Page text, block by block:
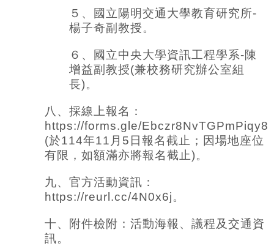
５、國立陽明交通大學教育研究所-
楊子奇副教授。
６、國立中央大學資訊工程學系-陳
增益副教授(兼校務研究辦公室組
長)。
八、採線上報名：
https://forms.gle/Ebczr8NvTGPmPiqy8
(於114年11月5日報名截止；因場地座位
有限，如額滿亦將報名截止)。
九、官方活動資訊：
https://reurl.cc/4N0x6j。
十、附件檢附：活動海報、議程及交通資
訊。